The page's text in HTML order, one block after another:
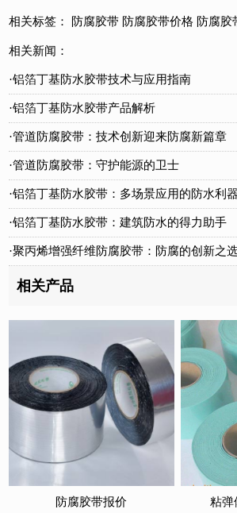
相关标签： 防腐胶带 防腐胶带价格 防腐胶
相关新闻：
·铝箔丁基防水胶带技术与应用指南
·铝箔丁基防水胶带产品解析
·管道防腐胶带：技术创新迎来防腐新篇章
·管道防腐胶带：守护能源的卫士
·铝箔丁基防水胶带：多场景应用的防水利器
·铝箔丁基防水胶带：建筑防水的得力助手
·聚丙烯增强纤维防腐胶带：防腐的创新之
相关产品
防腐胶带报价 粘弹